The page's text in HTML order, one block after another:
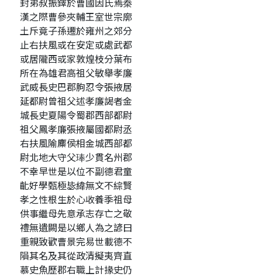
封弟叔振鐸於曹國因氏焉秦
漢之際曹參夾輔王室世宗廓
土斥竟子孫遷於雍州之郊分
止右扶風或在安定或處武都
或居隴西或家敦煌枝分葉布
所在為雄君高祖父敏舉孝廉
武威長史巴郡朐忍令張掖居
延都尉曾祖父述孝廉謁者金
城長史夏陽令蜀郡西部都尉
祖父鳳孝廉張掖屬國都尉丞
右扶風隃麋侯相金城西部都
尉北地大守父琫少貫名州郡
不幸早世是以位不副德君童
齔好學甄極毖緯無文不綜賢
孝之性根生於心收養季祖母
供事繼母先意承志存亡之敬
禮無遺闕是以鄉人為之諺曰
重親致歡曹景完易世載德不
隕其名及其從政清擬夷齊直
慕史魚歷郡右職上計掾史仍